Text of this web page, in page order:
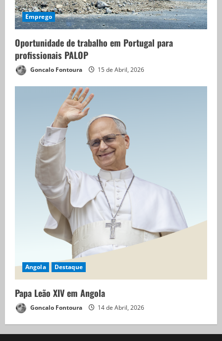
Emprego
Oportunidade de trabalho em Portugal para
profissionais PALOP
Goncalo Fontoura 15 de Abril, 2026
Angola Destaque
Papa Leão XIV em Angola
Goncalo Fontoura 14 de Abril, 2026